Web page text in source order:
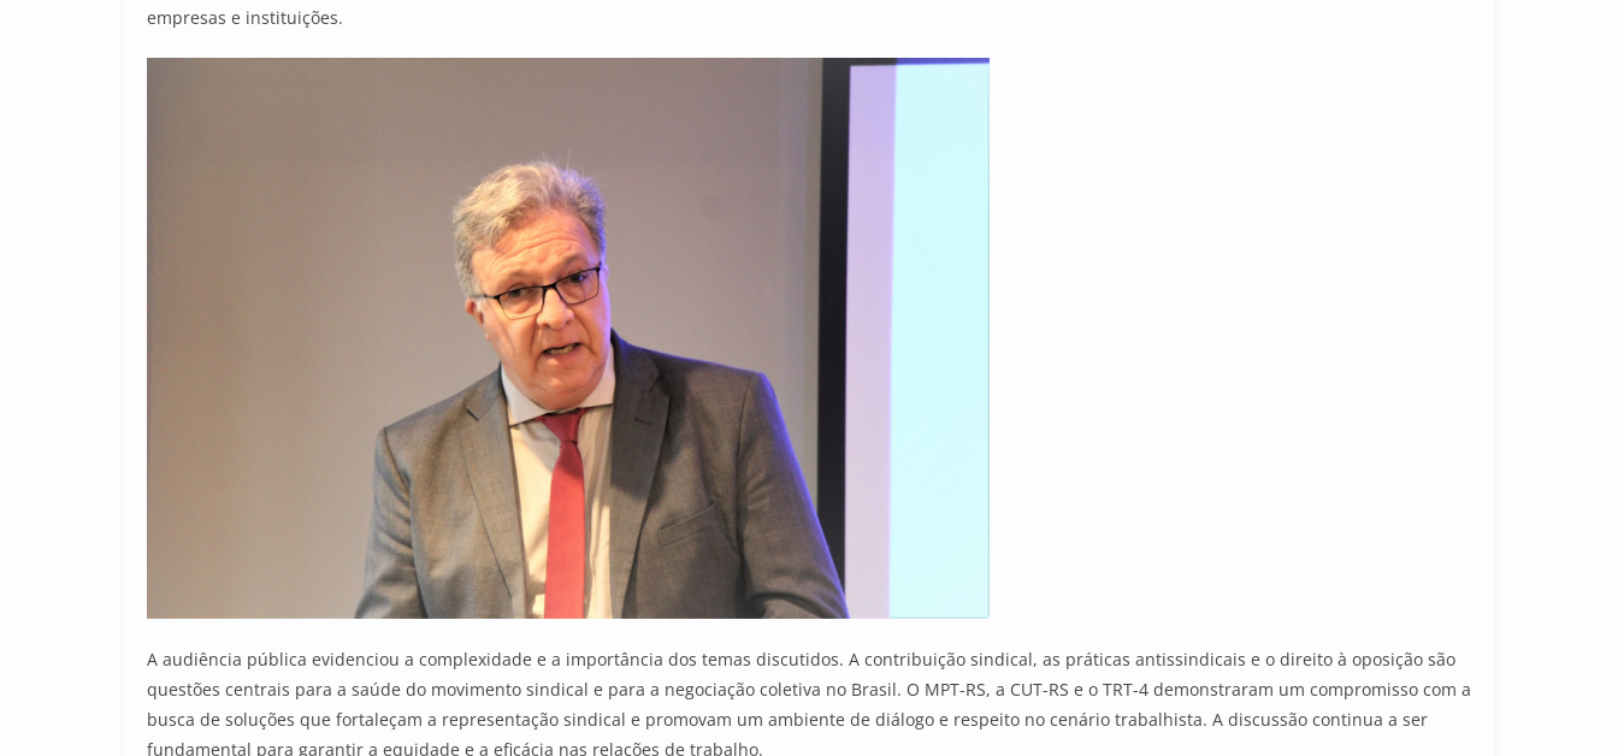
empresas e instituições.
A audiência pública evidenciou a complexidade e a importância dos temas discutidos. A contribuição sindical, as práticas antissindicais e o direito à oposição são
questões centrais para a saúde do movimento sindical e para a negociação coletiva no Brasil. O MPT-RS, a CUT-RS e o TRT-4 demonstraram um compromisso com a
busca de soluções que fortaleçam a representação sindical e promovam um ambiente de diálogo e respeito no cenário trabalhista. A discussão continua a ser
fundamental para garantir a equidade e a eficácia nas relações de trabalho.